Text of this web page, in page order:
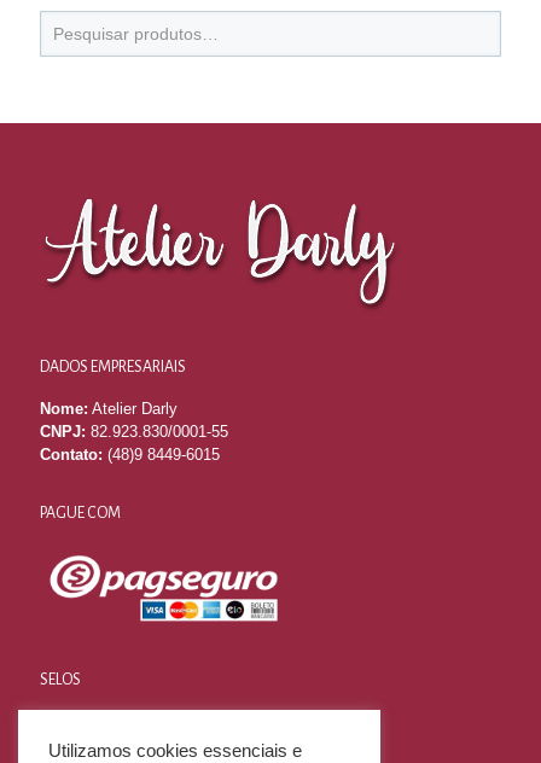
DADOS EMPRESARIAIS
Nome: Atelier Darly
CNPJ: 82.923.830/0001-55
Contato: (48)9 8449-6015
PAGUE COM
SELOS
Utilizamos cookies essenciais e